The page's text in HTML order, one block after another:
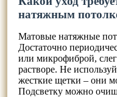
натяжным
Матовые натяжные
Достаточно
или микрофиброй,
растворе. Не
жесткие щетки – они
Подсветку можно